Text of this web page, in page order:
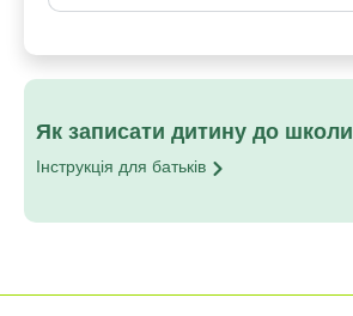
Як записати дитину до школи
Інструкція для батьків